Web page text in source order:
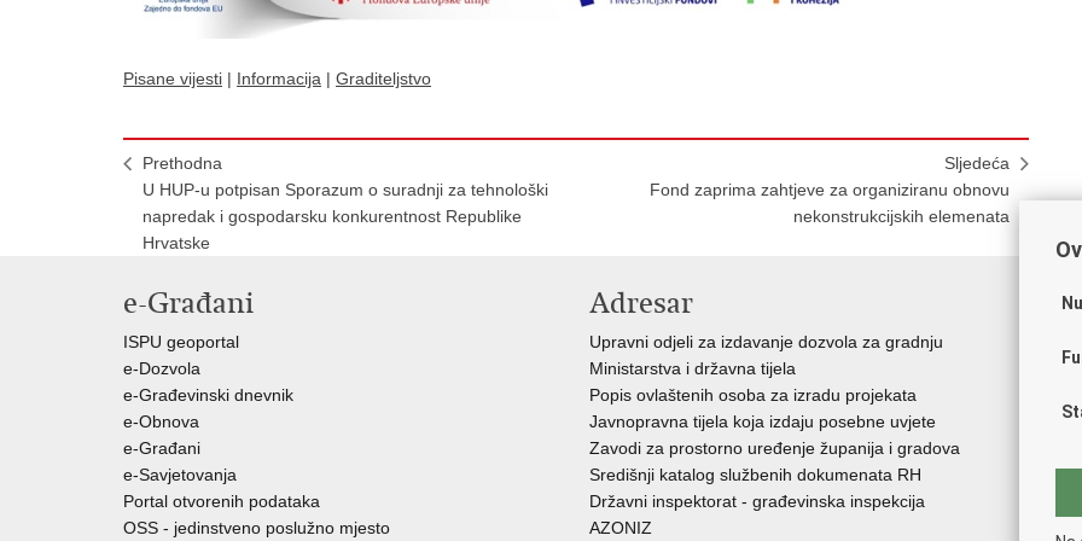
Pisane vijesti | Informacija | Graditeljstvo
Prethodna
U HUP-u potpisan Sporazum o suradnji za tehnološki
napredak i gospodarsku konkurentnost Republike
Hrvatske
Sljedeća
Fond zaprima zahtjeve za organiziranu obnovu
nekonstrukcijskih elemenata
e-Građani
ISPU geoportal
e-Dozvola
e-Građevinski dnevnik
e-Obnova
e-Građani
e-Savjetovanja
Portal otvorenih podataka
OSS - jedinstveno poslužno mjesto
Adresar
Upravni odjeli za izdavanje dozvola za gradnju
Ministarstva i državna tijela
Popis ovlaštenih osoba za izradu projekata
Javnopravna tijela koja izdaju posebne uvjete
Zavodi za prostorno uređenje županija i gradova
Središnji katalog službenih dokumenata RH
Državni inspektorat - građevinska inspekcija
AZONIZ